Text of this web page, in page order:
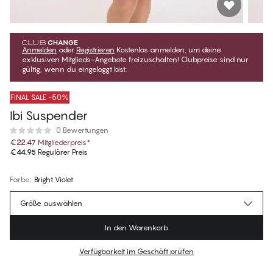
Anmelden oder Registrieren Kostenlos anmelden, um deine
exklusiven Mitglieds-Angebote freizuschalten! Clubpreise sind nur
gültig, wenn du eingeloggt bist.
FINAL SALE -50%
Ibi Suspender
0 Bewertungen
€22.47 Mitgliederpreis*
€44.95 Regulärer Preis
Farbe: Bright Violet
Für diesen Artikel gibt es keine empfohlene Größe
Größe auswählen
In den Warenkorb
Verfügbarkeit im Geschäft prüfen